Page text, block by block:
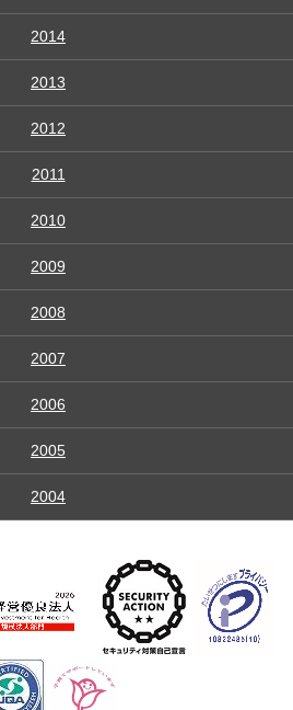
2014
2013
2012
2011
2010
2009
2008
2007
2006
2005
2004